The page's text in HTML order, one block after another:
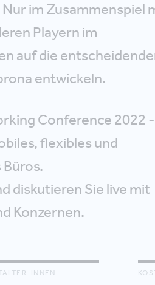
im Zusammenspiel
Playern im
auf die
entwickeln.
Conference 2022 -
flexibles und
diskutieren Sie live mit
Konzernen.